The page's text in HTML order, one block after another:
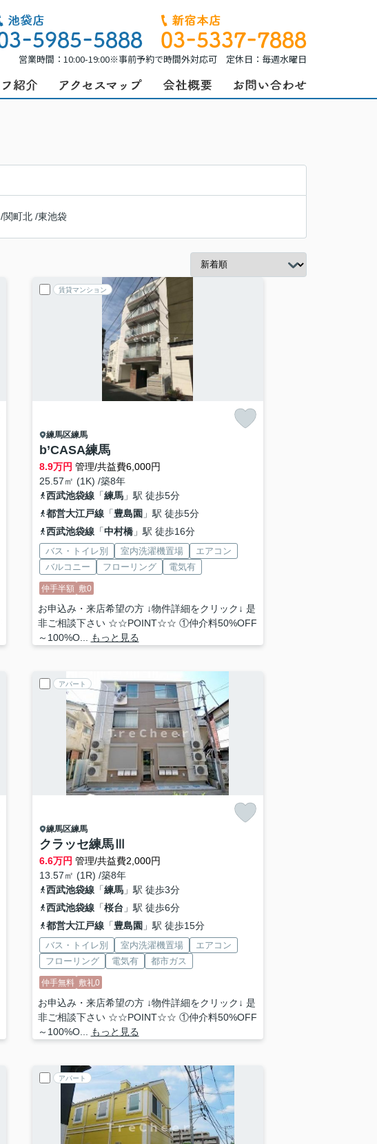
営業時間：10:00-19:00※事前予約で時間外対応可 定休日：毎週水曜日
/関町北 /東池袋
賃貸マンション
練馬区練馬
b’CASA練馬
8.9万円 管理/共益費6,000円
25.57㎡ (1K) /築8年
西武池袋線「練馬」駅 徒歩5分
都営大江戸線「豊島園 」駅 徒歩5分
西武池袋線「中村橋」駅 徒歩16分
バス・トイレ別 室内洗濯機置場
エアコン
バルコニー
フローリング 電気有
仲手半額 敷0
お申込み・来店希望の方 ↓物件詳細をクリック↓ 是
非ご相談下さい ☆☆POINT☆☆ ①仲介料50%OFF
～100%O...
もっと見る
アパート
練馬区練馬
クラッセ練馬Ⅲ
6.6万円 管理/共益費2,000円
13.57㎡ (1R) /築8年
西武池袋線「練馬」駅 徒歩3分
西武池袋線「桜台 」駅 徒歩6分
都営大江戸線「豊島園 」駅 徒歩15分
バス・トイレ別 室内洗濯機置場
エアコン
フローリング
電気有 都市ガス
仲手無料 敷礼0
お申込み・来店希望の方 ↓物件詳細をクリック↓ 是
非ご相談下さい ☆☆POINT☆☆ ①仲介料50%OFF
～100%O...
もっと見る
アパート